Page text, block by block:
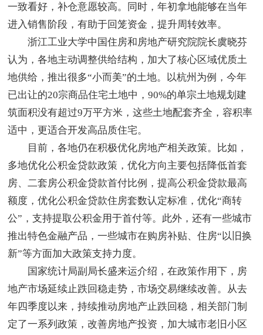
一致看好，补仓意愿较高。同时，年初拿地能够在当年
进入销售阶段，有助于回笼资金，提升周转效率。
浙江工业大学中国住房和房地产研究院院长虞晓芬
认为，各地主动调整供给结构，加大了核心区域优质土
地供给，推出很多“小而美”的土地。以杭州为例，今年
已出让的20宗商品住宅土地中，90%的单宗土地规划建
筑面积没有超过9万平方米，这些土地配套齐全，容积率
适中，更适合开发高品质住宅。
目前，各地仍在积极优化房地产相关政策。比如，
多地优化公积金贷款政策，优化方向主要包括降低首套
房、二套房公积金贷款首付比例，提高公积金贷款最高
额度，优化公积金贷款住房套数认定标准，优化“商转
公”，支持提取公积金用于首付等。此外，还有一些城市
推出特色金融产品，一些城市在购房补贴、住房“以旧换
新”等方面加大政策支持力度。
国家统计局副局长盛来运介绍，在政策作用下，房
地产市场延续止跌回稳走势，市场交易继续改善。从去
年四季度以来，持续推动房地产止跌回稳，相关部门制
定了一系列政策，改善房地产投资，加大城市老旧小区